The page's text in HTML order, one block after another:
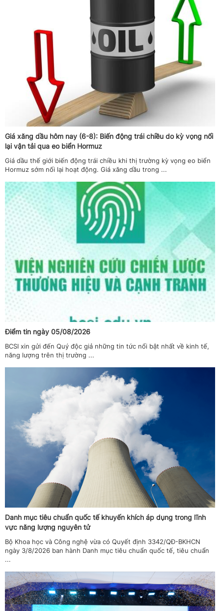
Giá xăng dầu hôm nay (6-8): Biến động trái chiều do kỳ vọng nối
lại vận tải qua eo biển Hormuz
Giá dầu thế giới biến động trái chiều khi thị trường kỳ vọng eo biển
Hormuz sớm nối lại hoạt động. Giá xăng dầu trong ...
Điểm tin ngày 05/08/2026
BCSI xin gửi đến Quý độc giả những tin tức nổi bật nhất về kinh tế,
năng lượng trên thị trường ...
Danh mục tiêu chuẩn quốc tế khuyến khích áp dụng trong lĩnh
vực năng lượng nguyên tử
Bộ Khoa học và Công nghệ vừa có Quyết định 3342/QĐ-BKHCN
ngày 3/8/2026 ban hành Danh mục tiêu chuẩn quốc tế, tiêu chuẩn
...